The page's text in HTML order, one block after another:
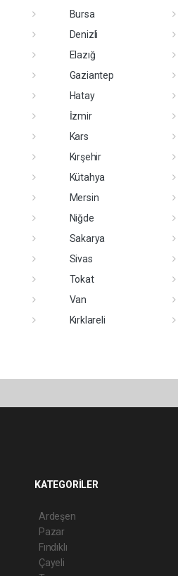
Bursa
Denizli
Elazığ
Gaziantep
Hatay
İzmir
Kars
Kırşehir
Kütahya
Mersin
Niğde
Sakarya
Sivas
Tokat
Van
Kırklareli
KATEGORİLER
Ardeşen
Pazar
Fındıklı
Çayeli